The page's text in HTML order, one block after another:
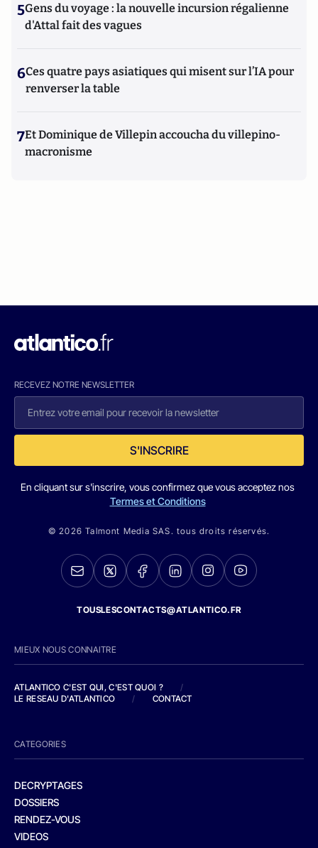
5Gens du voyage : la nouvelle incursion régalienne
d'Attal fait des vagues
6Ces quatre pays asiatiques qui misent sur l’IA pour
renverser la table
7Et Dominique de Villepin accoucha du villepino-
macronisme
RECEVEZ NOTRE NEWSLETTER
S'INSCRIRE
En cliquant sur s'inscrire, vous confirmez que vous acceptez nos
Termes et Conditions
© 2026 Talmont Media SAS. tous droits réservés.
TOUSLESCONTACTS@ATLANTICO.FR
MIEUX NOUS CONNAITRE
ATLANTICO C'EST QUI, C'EST QUOI ?
/
LE RESEAU D'ATLANTICO
/ CONTACT
CATEGORIES
DECRYPTAGES
DOSSIERS
RENDEZ-VOUS
VIDEOS